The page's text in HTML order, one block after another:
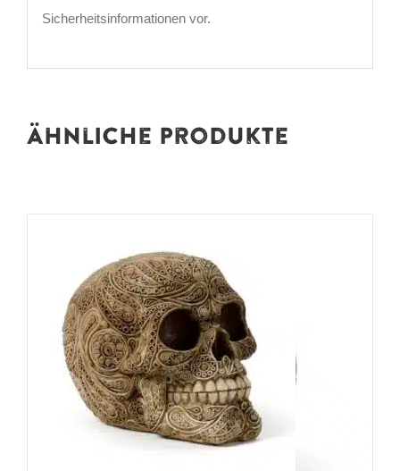
Sicherheitsinformationen vor.
Ähnliche Produkte